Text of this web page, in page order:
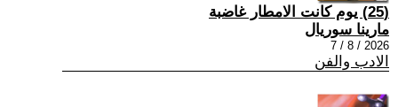
(25) يوم كانت الامطار غاضبة
مارينا سوريال
2026 / 8 / 7
الادب والفن